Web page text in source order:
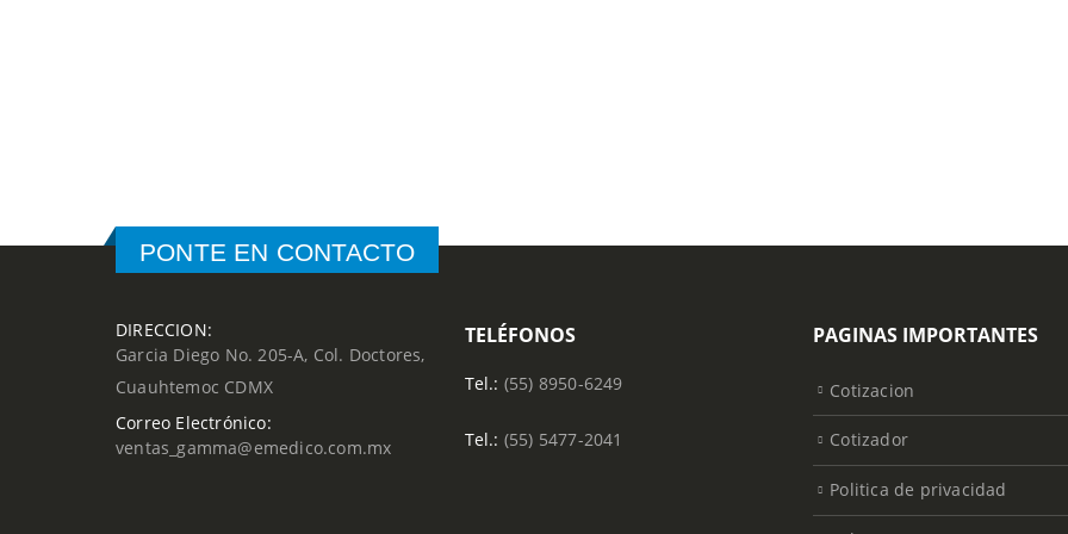
PONTE EN CONTACTO
DIRECCION:
Garcia Diego No. 205-A, Col. Doctores,
Cuauhtemoc CDMX
Correo Electrónico:
ventas_gamma@emedico.com.mx
TELÉFONOS
Tel.: (55) 8950-6249
Tel.: (55) 5477-2041
PAGINAS IMPORTANTES
Cotizacion
Cotizador
Politica de privacidad